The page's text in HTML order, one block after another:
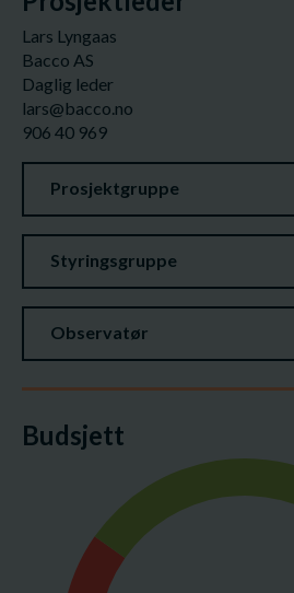
Lars Lyngaas
Bacco AS
Daglig leder
lars@bacco.no
906 40 969
Prosjektgruppe
Styringsgruppe
Observatør
Budsjett